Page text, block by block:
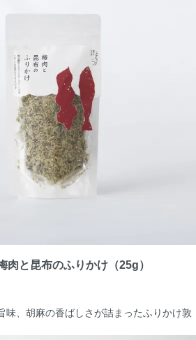
肉と昆布のふりかけ（25g）
味、胡麻の香ばしさが詰まったふりかけ敦